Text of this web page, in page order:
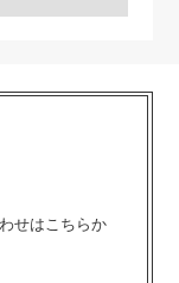
せはこちらか